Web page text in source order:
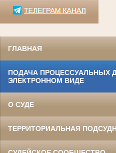
ГЛАВНАЯ
ПОДАЧА ПРОЦЕССУАЛЬНЫХ
ЭЛЕКТРОННОМ ВИДЕ
О СУДЕ
ТЕРРИТОРИАЛЬНАЯ